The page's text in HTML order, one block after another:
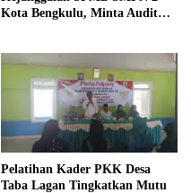
Kota Bengkulu, Minta Audit
Pelatihan Kader PKK Desa
Taba Lagan Tingkatkan Mutu